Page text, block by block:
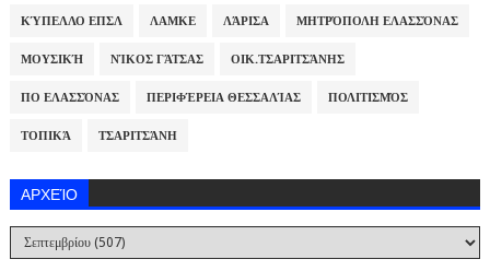
ΚΎΠΕΛΛΟ ΕΠΣΛ ΛΑΜΚΕ ΛΆΡΙΣΑ ΜΗΤΡΌΠΟΛΗ ΕΛΑΣΣΌΝΑΣ
ΜΟΥΣΙΚΉ ΝΊΚΟΣ ΓΆΤΣΑΣ ΟΙΚ.ΤΣΑΡΙΤΣΆΝΗΣ
ΠΟ ΕΛΑΣΣΌΝΑΣ ΠΕΡΙΦΈΡΕΙΑ ΘΕΣΣΑΛΊΑΣ ΠΟΛΙΤΙΣΜΌΣ
ΤΟΠΙΚΆ ΤΣΑΡΙΤΣΆΝΗ
ΑΡΧΕΊΟ